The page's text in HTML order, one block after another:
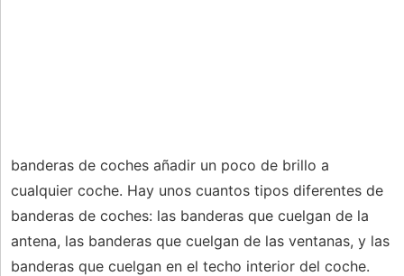
banderas de coches añadir un poco de brillo a
cualquier coche. Hay unos cuantos tipos diferentes de
banderas de coches: las banderas que cuelgan de la
antena, las banderas que cuelgan de las ventanas, y las
banderas que cuelgan en el techo interior del coche.